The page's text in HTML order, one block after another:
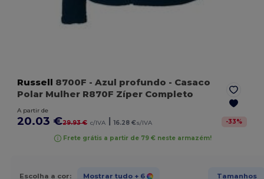
Russell 8700F - Azul profundo - Casaco
Polar Mulher R870F Zíper Completo
A partir de
20.03 €29.93 € c/IVA | 16.28 €s/IVA -33%
Frete grátis a partir de 79 € neste armazém!
Escolha a cor: Mostrar tudo + 6 Tamanhos